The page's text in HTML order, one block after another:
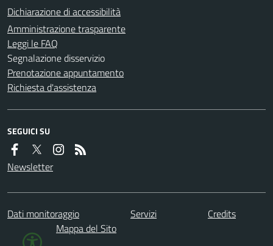
Dichiarazione di accessibilità
Amministrazione trasparente
Leggi le FAQ
Segnalazione disservizio
Prenotazione appuntamento
Richiesta d'assistenza
SEGUICI SU
Newsletter
Dati monitoraggio Servizi
Credits
Mappa del Sito